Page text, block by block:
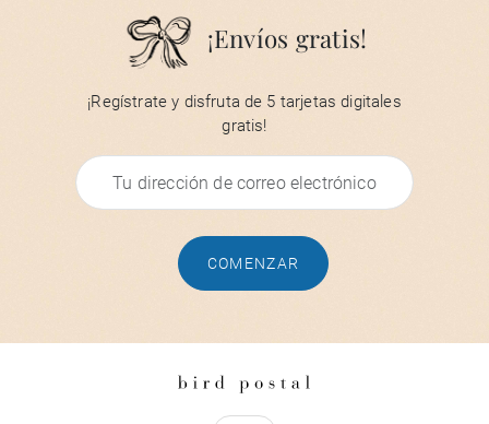
¡Envíos gratis!
¡Regístrate y disfruta de 5 tarjetas digitales
gratis!
COMENZAR